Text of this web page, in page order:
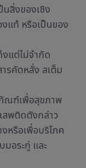
นสิ่งของเชิง
งแท้ หรือเป็นของ
แต่ไม่จำกัด
รคัดหลั่ง สเต็ม
ณฑ์เพื่อสุขภาพ
สพติดตังกล่าว
หรือเพื่อบริโภค
อระกู่ และ